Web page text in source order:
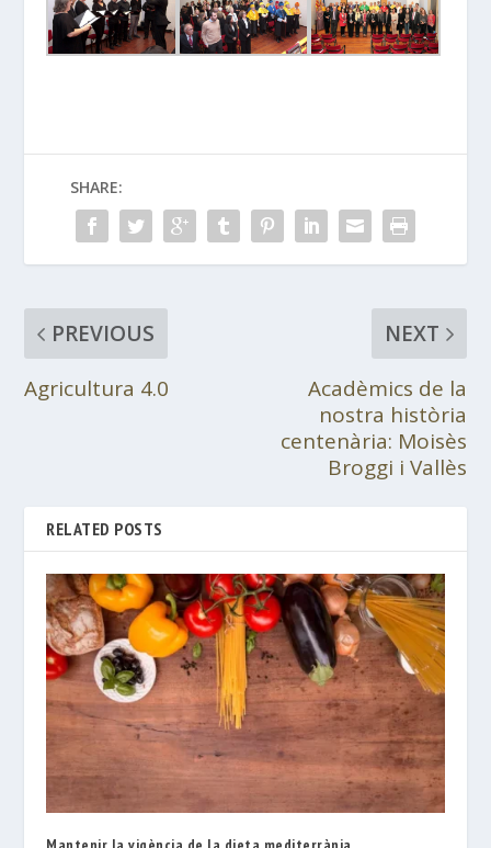
SHARE:
PREVIOUS
Agricultura 4.0
NEXT
Acadèmics de la
nostra història
centenària: Moisès
Broggi i Vallès
RELATED POSTS